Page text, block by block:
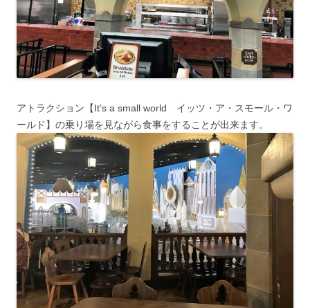
アトラクション【It’s a small world イッツ・ア・スモール・ワ
ールド】の乗り場を見ながら食事をすることが出来ます。